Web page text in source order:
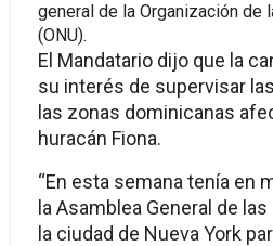
general de la Organización de
(ONU).
El Mandatario dijo que la
su interés de supervisar
las zonas dominicanas
huracán Fiona.
“En esta semana tenía en
la Asamblea General de
la ciudad de Nueva York